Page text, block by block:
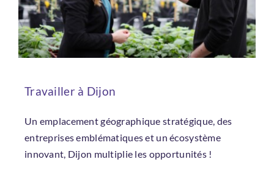
Travailler à Dijon
Un emplacement géographique stratégique, des
entreprises emblématiques et un écosystème
innovant, Dijon multiplie les opportunités !